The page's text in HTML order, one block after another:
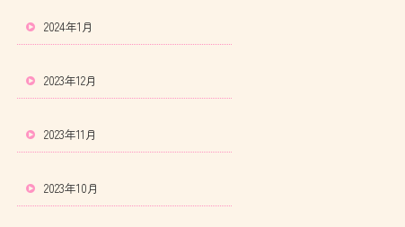
2024年1月
2023年12月
2023年11月
2023年10月